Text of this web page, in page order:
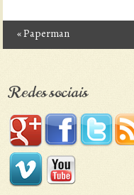
Post navigation
«Paperman
Redes sociais